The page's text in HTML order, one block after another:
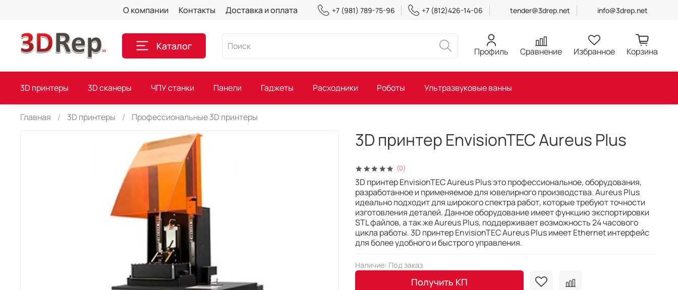
О компании Контакты Доставка и оплата +7 (981) 789-75-96 +7 (812)426-14-06 tender@3drep.net info@3drep.net
Каталог Профиль Сравнение Избранное Корзина
3D принтеры 3D сканеры ЧПУ станки Панели Гаджеты Расходники Роботы Ультразвуковые ванны
Главная 3D принтеры Профессиональные 3D принтеры
(0)
Наличие: Под заказ
3D принтер EnvisionTEC Aureus Plus
Получить КП
3D принтер EnvisionTEC Aureus Plus это профессиональное, оборудования,
разработанное и применяемое для ювелирного производства. Aureus Plus
идеально подходит для широкого спектра работ, которые требуют точности
изготовления деталей. Данное оборудование имеет функцию экспортировки
STL файлов, а так же Aureus Plus, поддерживает возможность 24 часового
цикла работы. 3D принтер EnvisionTEC Aureus Plus имеет Ethernet интерфейс
для более удобного и быстрого управления.